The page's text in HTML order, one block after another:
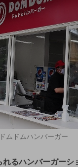
ドムドムハンバーガー
れるハンバーガーシ